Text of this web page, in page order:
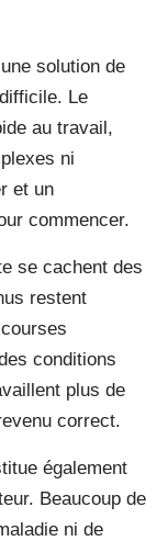
solution de
Le
au travail,
ni
et un
commencer.
se cachent des
restent
conditions
plus de
correct.
également
Beaucoup de
ni de